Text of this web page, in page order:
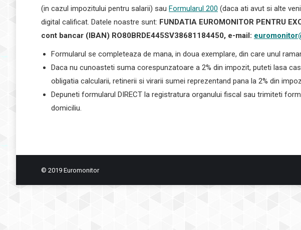
(in cazul impozitului pentru salarii) sau Formularul 200 (daca ati avut si alte
digital calificat. Datele noastre sunt: FUNDATIA EUROMONITOR PENTRU
cont bancar (IBAN) RO80BRDE445SV38681184450, e-mail:
Formularul se completeaza de mana, in doua exemplare, din care unul
Daca nu cunoasteti suma corespunzatoare a 2% din impozit, puteti lasa
obligatia calcularii, retinerii si virarii sumei reprezentand pana la 2% din
Depuneti formularul DIRECT la registratura organului fiscal sau trimiteti
domiciliu.
© 2019 Euromonitor